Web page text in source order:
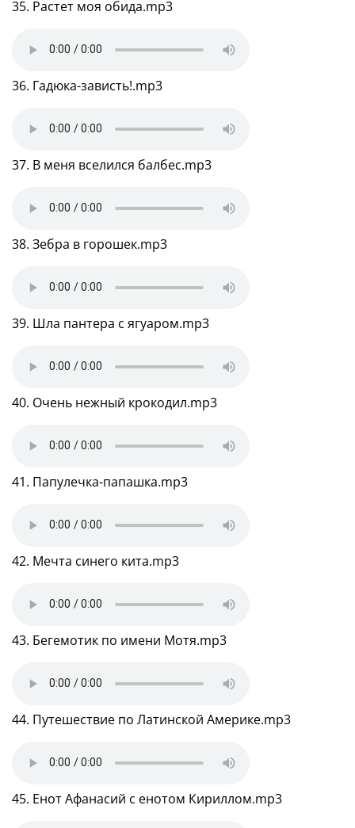
35. Растет моя обида.mp3
36. Гадюка-зависть!.mp3
37. В меня вселился балбес.mp3
38. Зебра в горошек.mp3
39. Шла пантера с ягуаром.mp3
40. Очень нежный крокодил.mp3
41. Папулечка-папашка.mp3
42. Мечта синего кита.mp3
43. Бегемотик по имени Мотя.mp3
44. Путешествие по Латинской Америке.mp3
45. Енот Афанасий с енотом Кириллом.mp3